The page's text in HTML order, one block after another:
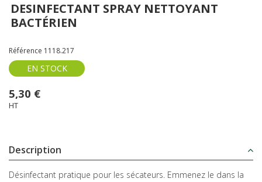
DESINFECTANT SPRAY NETTOYANT
BACTÉRIEN
Référence 1118.217
EN STOCK
5,30 €
HT
Description
Désinfectant pratique pour les sécateurs. Emmenez le dans la